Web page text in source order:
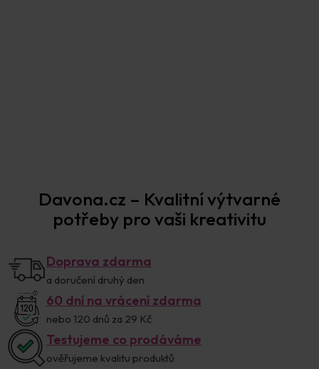
Davona.cz – Kvalitní výtvarné
potřeby pro vaši kreativitu
Doprava zdarma
a doručení druhý den
60 dní na vrácení zdarma
nebo 120 dnů za 29 Kč
Testujeme co prodáváme
ověřujeme kvalitu produktů